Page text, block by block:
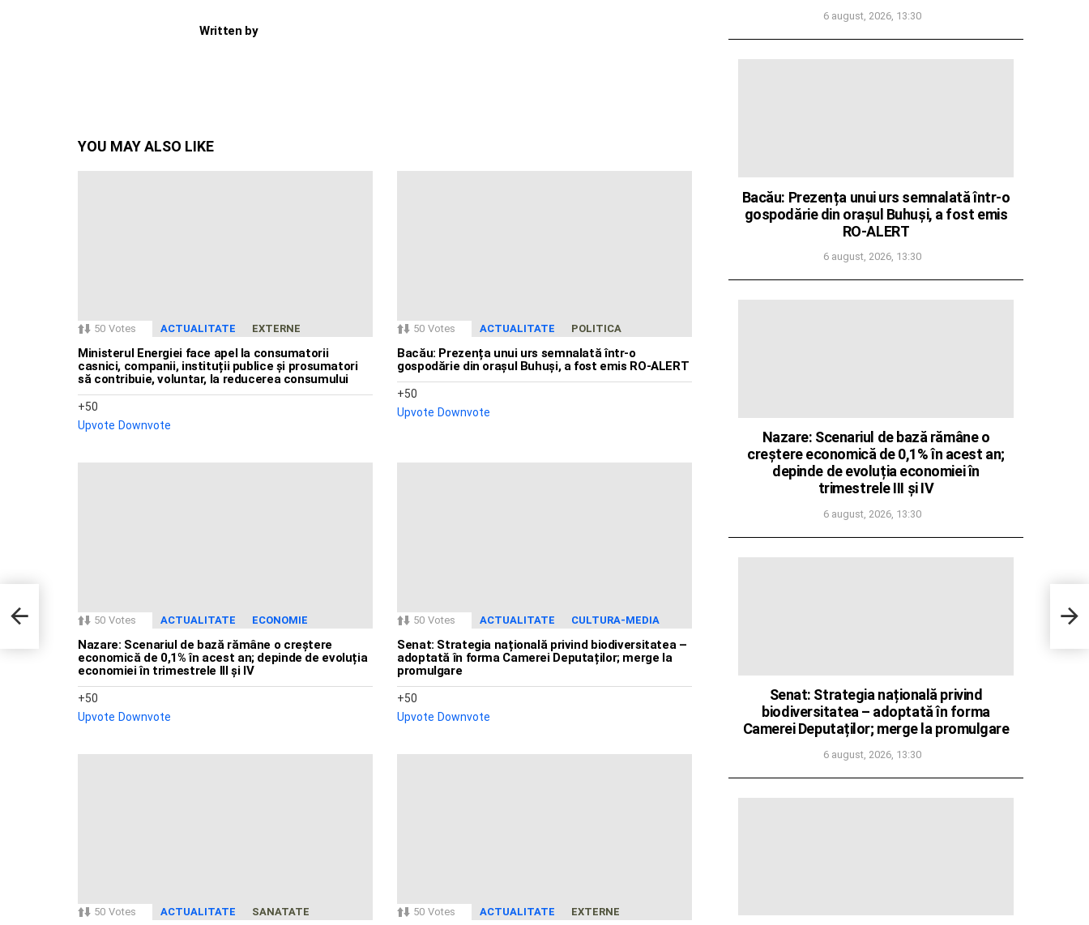
Written by
YOU MAY ALSO LIKE
50 Votes ACTUALITATE EXTERNE
Ministerul Energiei face apel la consumatorii
casnici, companii, instituții publice și prosumatori
să contribuie, voluntar, la reducerea consumului
50
Upvote Downvote
50 Votes ACTUALITATE POLITICA
Bacău: Prezența unui urs semnalată într-o
gospodărie din orașul Buhuși, a fost emis RO-ALERT
50
Upvote Downvote
50 Votes ACTUALITATE ECONOMIE
Nazare: Scenariul de bază rămâne o creștere
economică de 0,1% în acest an; depinde de evoluția
economiei în trimestrele III și IV
50
Upvote Downvote
50 Votes ACTUALITATE CULTURA-MEDIA
Senat: Strategia națională privind biodiversitatea –
adoptată în forma Camerei Deputaților; merge la
promulgare
50
Upvote Downvote
50 Votes ACTUALITATE SANATATE 50 Votes ACTUALITATE EXTERNE
din
6 august, 2026, 13:30
Bacău: Prezența unui urs semnalată într-o
gospodărie din orașul Buhuși, a fost emis
RO-ALERT
6 august, 2026, 13:30
Nazare: Scenariul de bază rămâne o
creștere economică de 0,1% în acest an;
depinde de evoluția economiei în
trimestrele III și IV
6 august, 2026, 13:30
Senat: Strategia națională privind
biodiversitatea – adoptată în forma
Camerei Deputaților; merge la promulgare
6 august, 2026, 13:30